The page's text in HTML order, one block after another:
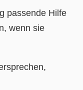
passende Hilfe
wenn sie